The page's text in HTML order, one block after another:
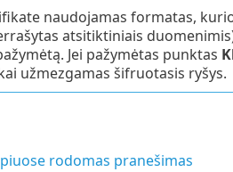
naudojamas formatas,
atsitiktiniais
Jei pažymėtas punktas
užmezgamas šifruotasis ryšys.
rodomas pranešimas